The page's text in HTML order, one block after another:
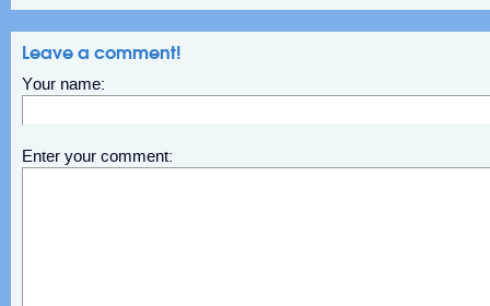
Leave a comment!
Your name:
Enter your comment: